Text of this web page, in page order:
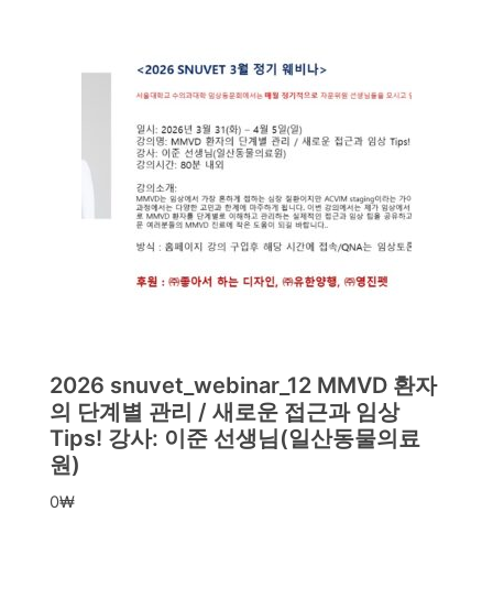
2026 snuvet_webinar_12 MMVD 환자
의 단계별 관리 / 새로운 접근과 임상
Tips! 강사: 이준 선생님(일산동물의료
원)
0₩